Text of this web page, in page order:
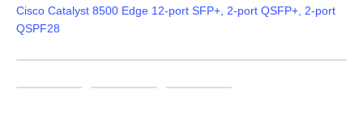
Cisco Catalyst 8500 Edge 12-port SFP+, 2-port QSFP+, 2-port
QSPF28